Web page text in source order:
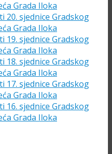
Grada Iloka
20. sjednice Gradskog
Grada Iloka
19. sjednice Gradskog
Grada Iloka
18. sjednice Gradskog
Grada Iloka
17. sjednice Gradskog
Grada Iloka
16. sjednice Gradskog
Grada Iloka